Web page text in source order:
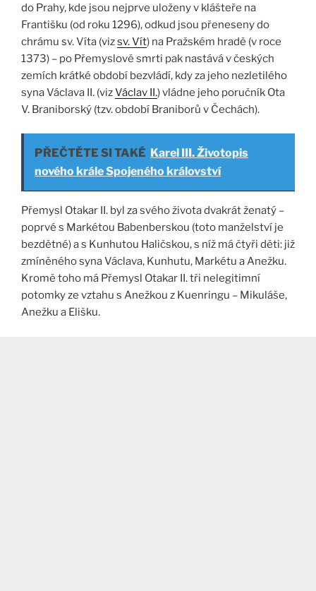
do Prahy, kde jsou nejprve uloženy v klášteře na
Františku (od roku 1296), odkud jsou přeneseny do
chrámu sv. Víta (vizsv. Vít) na Pražském hradě (v roce
1373) – po Přemyslově smrti pak nastává v českých
zemích krátké období bezvládí, kdy za jeho nezletilého
syna Václava II. (vizVáclav II.) vládne jeho poručník Ota
V. Braniborský (tzv. období Braniborů v Čechách).
PŘEČTĚTE SI TAKÉ Karel III. Životopis
nového krále Spojeného království
Přemysl Otakar II. byl za svého života dvakrát ženatý –
poprvé s Markétou Babenberskou (toto manželství je
bezdětné) a s Kunhutou Haličskou, s níž má čtyři děti: již
zmíněného syna Václava, Kunhutu, Markétu a Anežku.
Kromě toho má Přemysl Otakar II. tři nelegitimní
potomky ze vztahu s Anežkou z Kuenringu – Mikuláše,
Anežku a Elišku.